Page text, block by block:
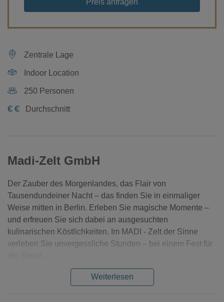
Zentrale Lage
Indoor Location
250 Personen
€ € Durchschnitt
Madi-Zelt GmbH
Der Zauber des Morgenlandes, das Flair von
Tausendundeiner Nacht – das finden Sie in einmaliger
Weise mitten in Berlin. Erleben Sie magische Momente –
und erfreuen Sie sich dabei an ausgesuchten
kulinarischen Köstlichkeiten. Im MADI - Zelt der Sinne
verleben Sie unvergessliche Stunden – bei einem Fest für
Weiterlesen